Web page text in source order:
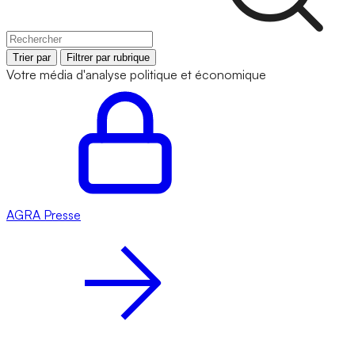
Trier par Filtrer par rubrique
Votre média d'analyse politique et économique
AGRA Presse